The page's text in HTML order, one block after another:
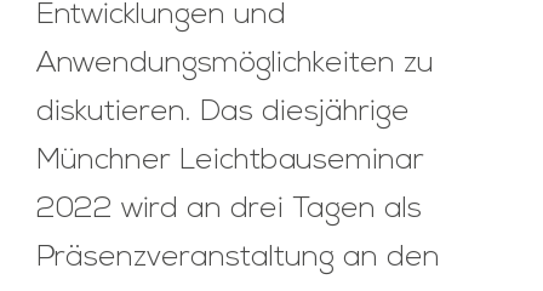
Entwicklungen und
Anwendungsmöglichkeiten zu
diskutieren. Das diesjährige
Münchner Leichtbauseminar
2022 wird an drei Tagen als
Präsenzveranstaltung an den